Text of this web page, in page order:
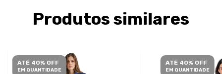
Produtos similares
ATÉ 40% OFF
EM QUANTIDADE
ATÉ 40% OFF
EM QUANTIDADE